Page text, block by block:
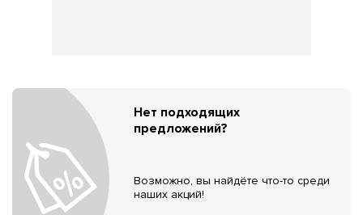
Нет подходящих
предложений?
Возможно, вы найдёте что-то среди
наших акций!